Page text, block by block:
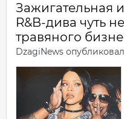
Зажигательная
R&B-дива чуть
травяного
DzagiNews